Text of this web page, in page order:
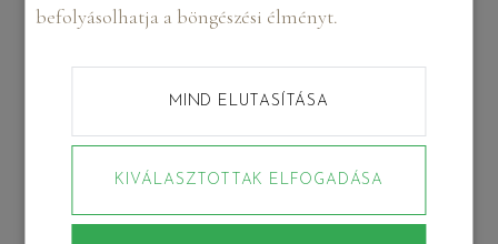
befolyásolhatja a böngészési élményt.
MIND ELUTASÍTÁSA
KIVÁLASZTOTTAK ELFOGADÁSA
A fekete-fehér portré ereje: Miért választják a
Üzleti portré a digitális korszakban: Hogyan építs
egy egyszerű fotósorozatnál?
Glamour fotózás és a fények pszichológiája: